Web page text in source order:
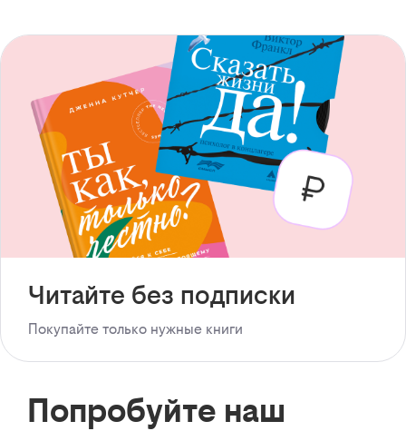
Читайте без подписки
Покупайте только нужные книги
Попробуйте наш